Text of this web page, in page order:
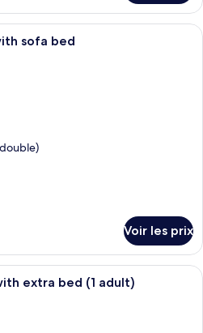
Une chambre d’hôtel moderne
sofa bed
Voir les prix
Une chambre d’hôtel avec deux lits,
extra bed (1 adult)